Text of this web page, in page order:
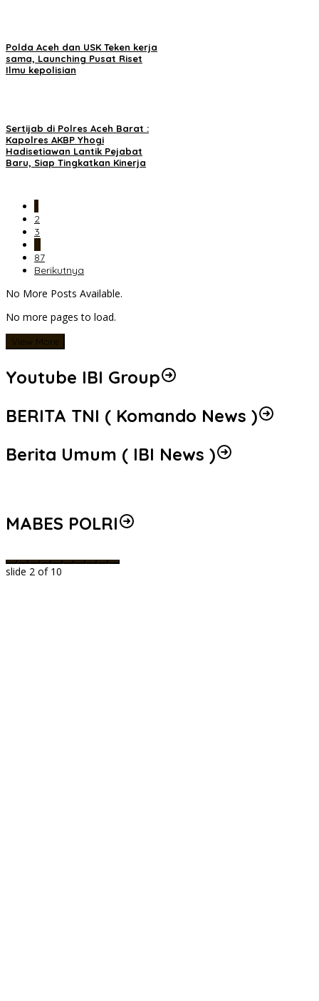
Polda Aceh dan USK Teken kerja
sama, Launching Pusat Riset
Ilmu kepolisian
Sertijab di Polres Aceh Barat :
Kapolres AKBP Yhogi
Hadisetiawan Lantik Pejabat
Baru, Siap Tingkatkan Kinerja
2
3
87
Berikutnya
No More Posts Available.
No more pages to load.
View More
Youtube IBI Group
BERITA TNI ( Komando News )
Berita Umum ( IBI News )
MABES POLRI
slide 2 of 10